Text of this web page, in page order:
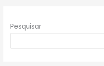
Pesquisar